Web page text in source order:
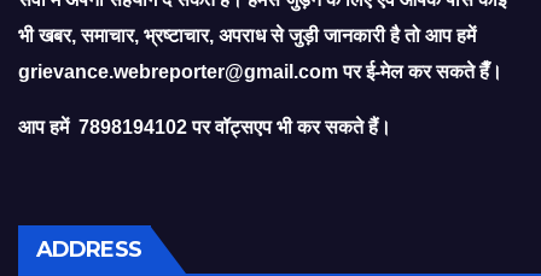
भी खबर, समाचार, भ्रष्टाचार, अपराध से जुड़ी जानकारी है तो आप हमें
grievance.webreporter@gmail.comपर ई-मेल कर सकते हैँ।
आप हमें 7898194102 पर वॉट्सएप भी कर सकते हैं।
ADDRESS